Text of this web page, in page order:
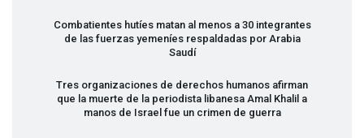
Combatientes hutíes matan al menos a 30 integrantes
de las fuerzas yemeníes respaldadas por Arabia
Saudí
Tres organizaciones de derechos humanos afirman
que la muerte de la periodista libanesa Amal Khalil a
manos de Israel fue un crimen de guerra